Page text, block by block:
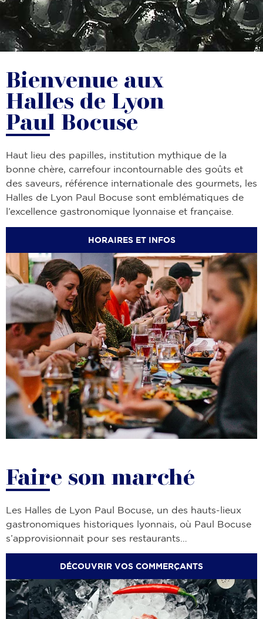
Bienvenue aux
Halles de Lyon
Paul Bocuse
Haut lieu des papilles, institution mythique de la
bonne chère, carrefour incontournable des goûts et
des saveurs, référence internationale des gourmets, les
Halles de Lyon Paul Bocuse sont emblématiques de
l’excellence gastronomique lyonnaise et française.
HORAIRES ET INFOS
Faire son marché
Les Halles de Lyon Paul Bocuse, un des hauts-lieux
gastronomiques historiques lyonnais, où Paul Bocuse
s’approvisionnait pour ses restaurants…
DÉCOUVRIR VOS COMMERÇANTS